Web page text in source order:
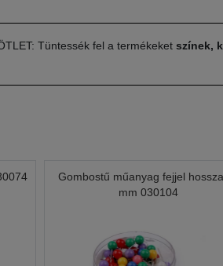
Tüntessék fel a termékeket színek,
Gombostű műanyag fejjel
mm 030104